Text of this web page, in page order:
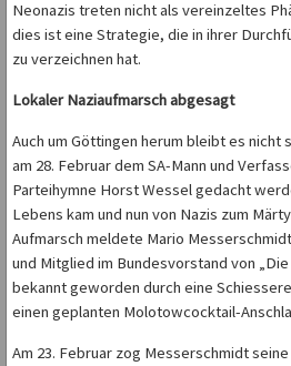
Neonazis treten nicht als vereinzeltes
dies ist eine Strategie, die in ihrer
zu verzeichnen hat.
Lokaler Naziaufmarsch abgesagt
Auch um Göttingen herum bleibt es nicht
am 28. Februar dem SA-Mann und
Parteihymne Horst Wessel gedacht
Lebens kam und nun von Nazis zum
Aufmarsch meldete Mario
und Mitglied im Bundesvorstand von „Die
bekannt geworden durch eine
einen geplanten Molotowcocktail-
Am 23. Februar zog Messerschmidt